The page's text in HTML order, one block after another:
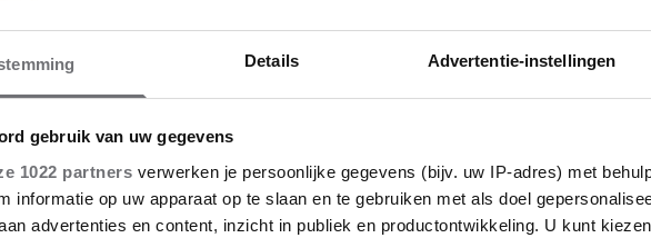
Details Advertentie-instellingen
gebruik van uw gegevens
1022 partners verwerken je persoonlijke gegevens (bijv. uw IP-adres) met
informatie op uw apparaat op te slaan en te gebruiken met als doel
advertenties en content, inzicht in publiek en productontwikkeling. U kunt